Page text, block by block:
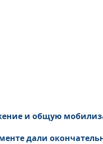
и общую
дали